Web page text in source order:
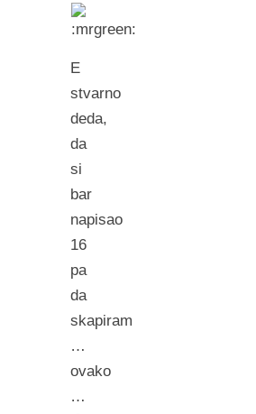
E
stvarno
deda,
da
si
bar
napisao
16
pa
da
skapiram
…
ovako
…